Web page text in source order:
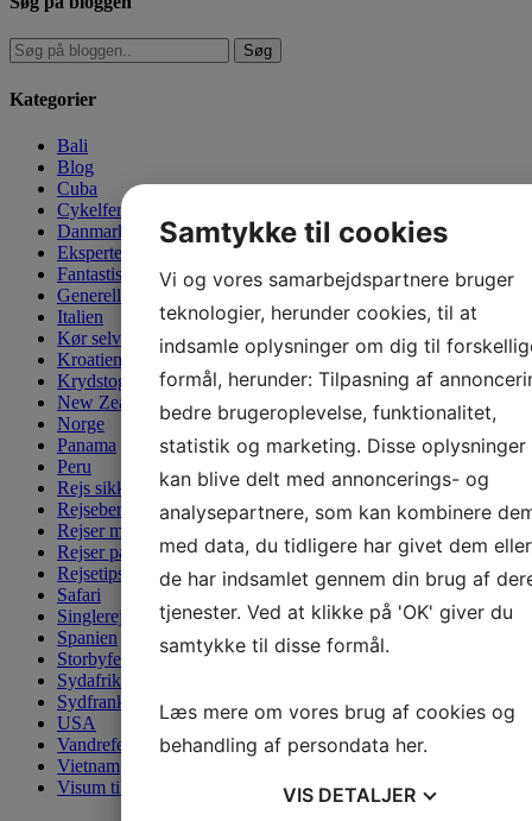
Kategorier
Bali
Blog
Cuba
Cykelferie
Danmark
Eksperternes mening
Fantastiske Mauritius
Generelle nyheder
Italien
Kør selv-ferie
Kroatien
Krydstogt
New Zealand
Norge
Panama
Peru
Rejs sikkert
Rejseberetninger
Rejser med børn
Rejser på nettet
Rejsetips og gode råd
Safari
Singlerejser
Spanien
Storbyferie
Sydafrika
Sydfrankrig
USA
Vandreferie
Vietnam
Visum til Cuba
Samtykke til cookies
Vi og vores samarbejdspartnere bruger
teknologier, herunder cookies, til at
indsamle oplysninger om dig til
formål, herunder: Tilpasning af
bedre brugeroplevelse, funktionalitet,
statistik og marketing. Disse oplysninger
kan blive delt med annoncerings- og
analysepartnere, som kan kombinere
med data, du tidligere har givet dem eller
de har indsamlet gennem din brug af
tjenester. Ved at klikke på 'OK' giver du
samtykke til disse formål.
Læs mere om vores brug af cookies og
behandling af persondata her.
VIS DETALJER